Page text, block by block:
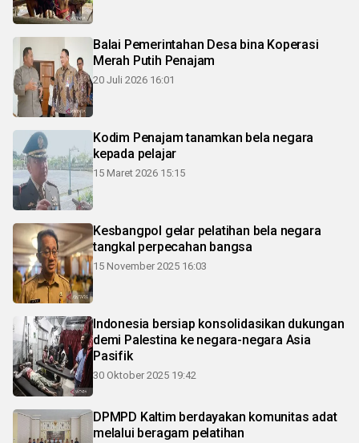
Balai Pemerintahan Desa bina Koperasi
Merah Putih Penajam
20 Juli 2026 16:01
Kodim Penajam tanamkan bela negara
kepada pelajar
15 Maret 2026 15:15
Kesbangpol gelar pelatihan bela negara
tangkal perpecahan bangsa
15 November 2025 16:03
Indonesia bersiap konsolidasikan dukungan
demi Palestina ke negara-negara Asia
Pasifik
30 Oktober 2025 19:42
DPMPD Kaltim berdayakan komunitas adat
melalui beragam pelatihan